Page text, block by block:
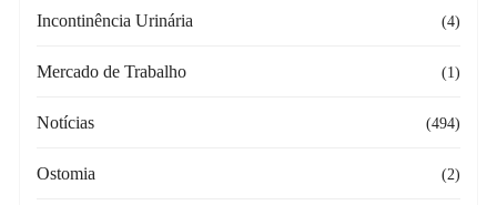
Incontinência Urinária (4)
Mercado de Trabalho (1)
Notícias (494)
Ostomia (2)